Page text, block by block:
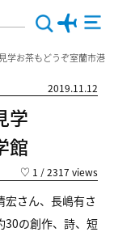
学お茶もどうぞ室蘭市港
2019.11.12
学
館
♡ 1 / 2317 views
宏さん、長嶋有さ
30の創作、詩、短